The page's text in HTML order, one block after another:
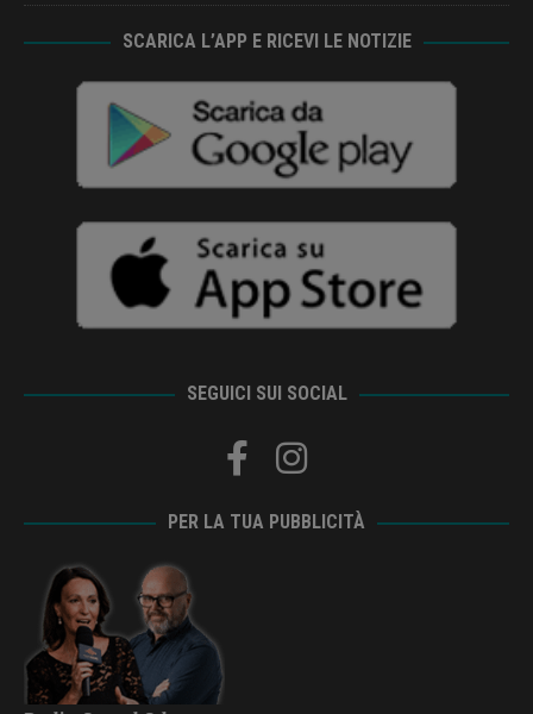
SCARICA L’APP E RICEVI LE NOTIZIE
SEGUICI SUI SOCIAL
PER LA TUA PUBBLICITÀ